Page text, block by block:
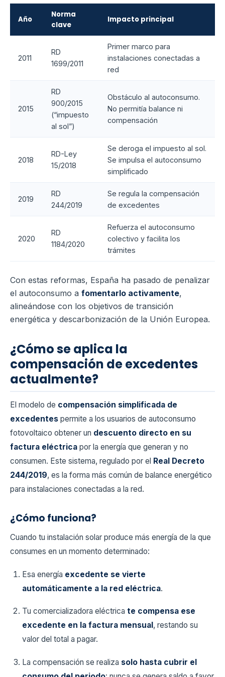
Año
Norma
clave
Impacto principal
2011
RD
1699/2011
Primer marco para
instalaciones conectadas a
red
2015
RD
900/2015
(“impuesto
al sol”)
Obstáculo al autoconsumo.
No permitía balance ni
compensación
2018
RD-Ley
15/2018
Se deroga el impuesto al sol.
Se impulsa el autoconsumo
simplificado
2019
RD
244/2019
Se regula la compensación
de excedentes
2020
RD
1184/2020
Refuerza el autoconsumo
colectivo y facilita los
trámites
Con estas reformas, España ha pasado de penalizar
el autoconsumo a fomentarlo activamente,
alineándose con los objetivos de transición
energética y descarbonización de la Unión Europea.
¿Cómo se aplica la
compensación de excedentes
actualmente?
El modelo de compensación simplificada de
excedentes permite a los usuarios de autoconsumo
fotovoltaico obtener un descuento directo en su
factura eléctrica por la energía que generan y no
consumen. Este sistema, regulado por el Real Decreto
244/2019, es la forma más común de balance energético
para instalaciones conectadas a la red.
¿Cómo funciona?
Cuando tu instalación solar produce más energía de la que
consumes en un momento determinado:
Esa energía excedente se vierte
automáticamente a la red eléctrica.
Tu comercializadora eléctrica te compensa ese
excedente en la factura mensual , restando su
valor del total a pagar.
La compensación se realiza solo hasta cubrir el